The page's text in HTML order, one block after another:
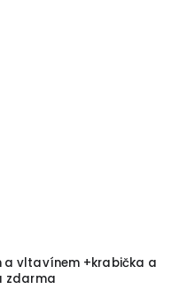
a vltavínem +krabička a
zdarma